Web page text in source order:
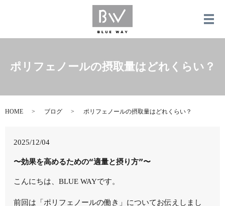
メ
ポリフェノールの摂取量はどれくらい？
HOME ブログ ポリフェノールの摂取量はどれくらい？
2025/12/04
〜効果を高めるための“適量と摂り方”〜
こんにちは、BLUE WAYです。
前回は「ポリフェノールの働き」についてお伝えしまし